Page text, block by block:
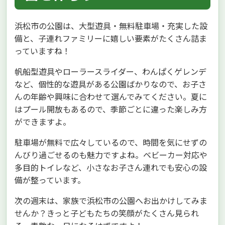
浜松市の公園は、大型遊具・無料駐車場・充実した設
備と、子連れファミリーに嬉しい要素がたくさん詰ま
っていますね！
帆船型遊具やローラースライダー、わんぱくゲレンデ
など、個性的な遊具がある公園ばかりなので、お子さ
んの年齢や興味に合わせて選んでみてください。夏に
はプール開放もあるので、季節ごとに違った楽しみ方
ができますよ。
駐車場が無料で広々しているので、時間を気にせずの
んびり過ごせるのも魅力ですよね。ベビーカー対応や
多目的トイレなど、小さなお子さん連れでも安心の設
備が整っています。
次の週末は、家族で浜松市の公園へお出かけしてみま
せんか？きっと子どもたちの笑顔がたくさん見られ